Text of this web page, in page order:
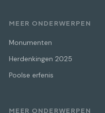
MEER ONDERWERPEN
Monumenten
Herdenkingen 2025
Poolse erfenis
MEER ONDERWERPEN